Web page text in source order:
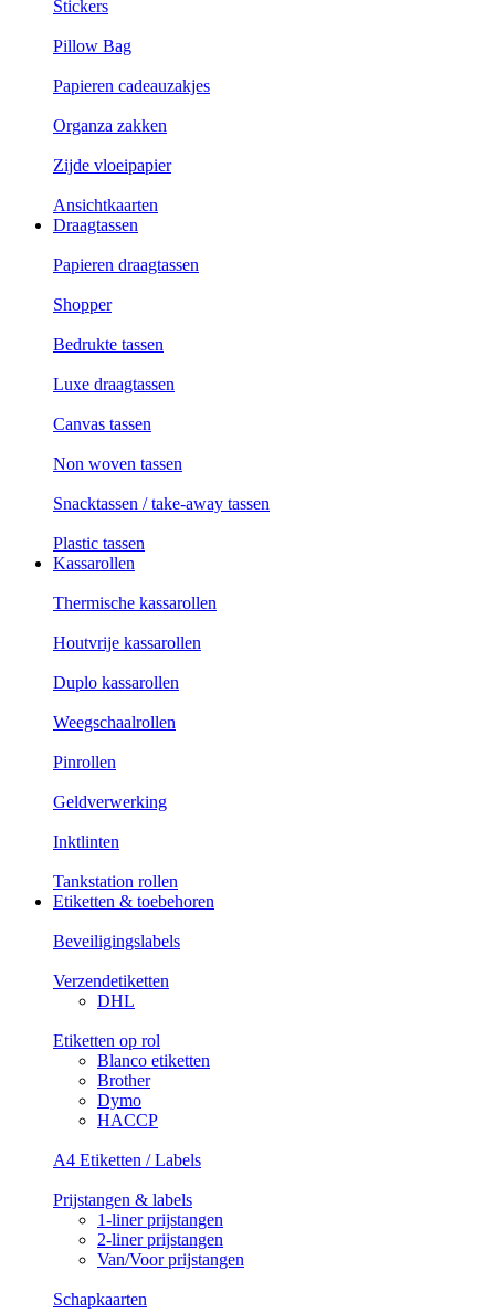
Stickers
Pillow Bag
Papieren cadeauzakjes
Organza zakken
Zijde vloeipapier
Ansichtkaarten
Draagtassen
Papieren draagtassen
Shopper
Bedrukte tassen
Luxe draagtassen
Canvas tassen
Non woven tassen
Snacktassen / take-away tassen
Plastic tassen
Kassarollen
Thermische kassarollen
Houtvrije kassarollen
Duplo kassarollen
Weegschaalrollen
Pinrollen
Geldverwerking
Inktlinten
Tankstation rollen
Etiketten & toebehoren
Beveiligingslabels
Verzendetiketten
DHL
Etiketten op rol
Blanco etiketten
Brother
Dymo
HACCP
A4 Etiketten / Labels
Prijstangen & labels
1-liner prijstangen
2-liner prijstangen
Van/Voor prijstangen
Schapkaarten